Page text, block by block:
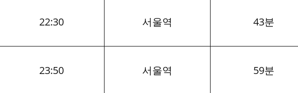
22:30 서울역 43분
23:50 서울역 59분